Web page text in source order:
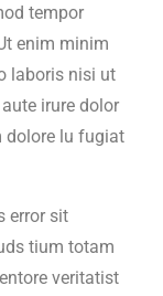
tempor
enim minim
laboris nisi ut
irure dolor
dolore lu fugiat
error sit
tium totam
veritatist